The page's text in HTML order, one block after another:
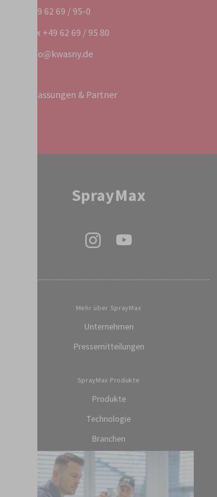
+49 62 69 / 95-0
Fax +49 62 69 / 95 80
info@kwasny.de
Niederlassungen & Partner
SprayMax
Mehr über SprayMax
Unternehmen
Pressemitteilungen
SprayMax Produkte
Produkte
Technologie
Branchen
SprayMax Service
Suche